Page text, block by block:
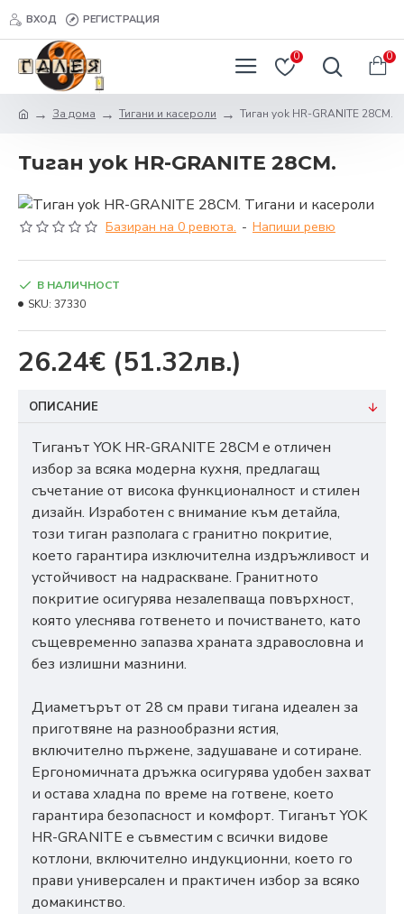
ВХОД РЕГИСТРАЦИЯ
0 0
За дома Тигани и касероли Тиган yok HR-GRANITE 28СМ.
Тиган yok HR-GRANITE 28СМ.
Базиран на 0 ревюта. - Напиши ревю
26.24€ (51.32лв.)
В НАЛИЧНОСТ
SKU: 37330
ОПИСАНИЕ
Тиганът YOK HR-GRANITE 28СМ е отличен
избор за всяка модерна кухня, предлагащ
съчетание от висока функционалност и стилен
дизайн. Изработен с внимание към детайла,
този тиган разполага с гранитно покритие,
което гарантира изключителна издръжливост и
устойчивост на надраскване. Гранитното
покритие осигурява незалепваща повърхност,
която улеснява готвенето и почистването, като
същевременно запазва храната здравословна и
без излишни мазнини.
Диаметърът от 28 см прави тигана идеален за
приготвяне на разнообразни ястия,
включително пържене, задушаване и сотиране.
Ергономичната дръжка осигурява удобен захват
и остава хладна по време на готвене, което
гарантира безопасност и комфорт. Тиганът YOK
HR-GRANITE е съвместим с всички видове
котлони, включително индукционни, което го
прави универсален и практичен избор за всяко
домакинство.